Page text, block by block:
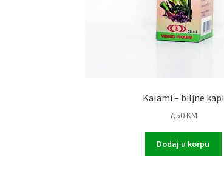
Kalami – biljne kapi
7,50KM
Dodaj u korpu